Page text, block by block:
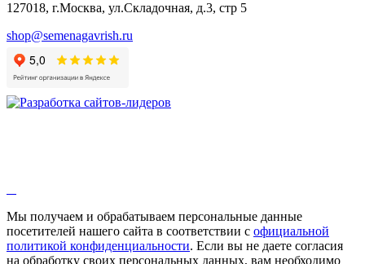
Валериана
Валерианелла
Гибискус лекарственный
Девясил
Душица
Змееголовник
Мыльнянка
Мята
Овсяный корень
127018, г.Москва, ул.Складочная, д.3, стр 5
shop@semenagavrish.ru
Мы получаем и обрабатываем персональные данные
посетителей нашего сайта в соответствии с официальной
политикой конфиденциальности. Если вы не даете согласия
на обработку своих персональных данных, вам необходимо